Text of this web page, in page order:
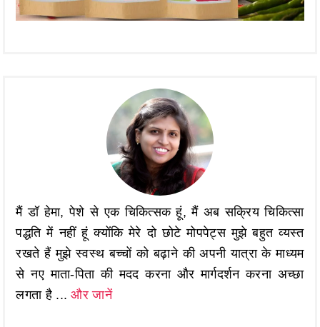
मैं डॉ हेमा, पेशे से एक चिकित्सक हूं, मैं अब सक्रिय चिकित्सा
पद्धति में नहीं हूं क्योंकि मेरे दो छोटे मोपपेट्स मुझे बहुत व्यस्त
रखते हैं मुझे स्वस्थ बच्चों को बढ़ाने की अपनी यात्रा के माध्यम
से नए माता-पिता की मदद करना और मार्गदर्शन करना अच्छा
लगता है ...और जानें